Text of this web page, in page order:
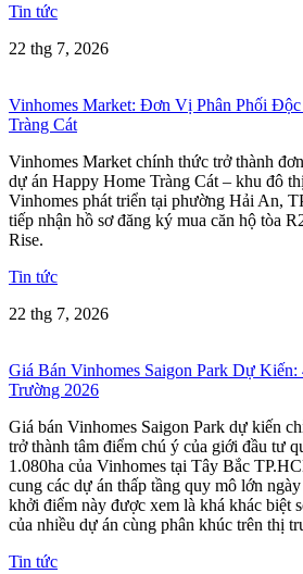
Tin tức
22 thg 7, 2026
Vinhomes Market: Đơn Vị Phân Phối
Tràng Cát
Vinhomes Market chính thức trở thành
dự án Happy Home Tràng Cát – khu đô
Vinhomes phát triển tại phường Hải An,
tiếp nhận hồ sơ đăng ký mua căn hộ tòa
Rise.
Tin tức
22 thg 7, 2026
Giá Bán Vinhomes Saigon Park Dự
Trường 2026
Giá bán Vinhomes Saigon Park dự kiến
trở thành tâm điểm chú ý của giới đầu tư
1.080ha của Vinhomes tại Tây Bắc
cung các dự án thấp tầng quy mô lớn
khởi điểm này được xem là khá khác biệt
của nhiều dự án cùng phân khúc trên thị
Tin tức